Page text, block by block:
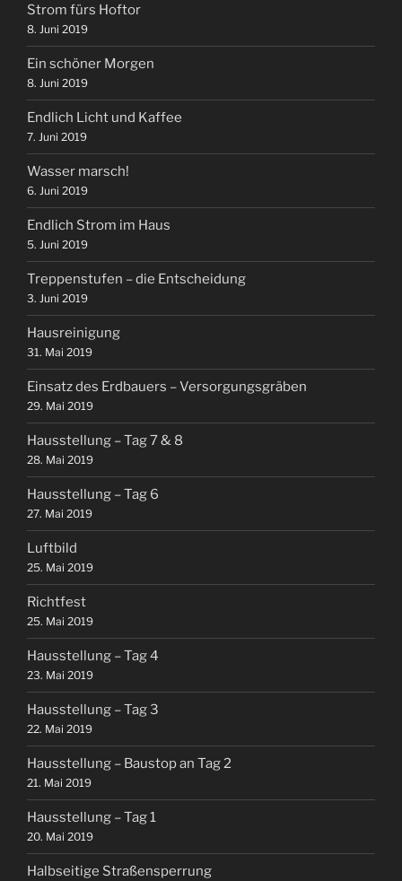
Strom fürs Hoftor
8. Juni 2019
Ein schöner Morgen
8. Juni 2019
Endlich Licht und Kaffee
7. Juni 2019
Wasser marsch!
6. Juni 2019
Endlich Strom im Haus
5. Juni 2019
Treppenstufen – die Entscheidung
3. Juni 2019
Hausreinigung
31. Mai 2019
Einsatz des Erdbauers – Versorgungsgräben
29. Mai 2019
Hausstellung – Tag 7 & 8
28. Mai 2019
Hausstellung – Tag 6
27. Mai 2019
Luftbild
25. Mai 2019
Richtfest
25. Mai 2019
Hausstellung – Tag 4
23. Mai 2019
Hausstellung – Tag 3
22. Mai 2019
Hausstellung – Baustop an Tag 2
21. Mai 2019
Hausstellung – Tag 1
20. Mai 2019
Halbseitige Straßensperrung